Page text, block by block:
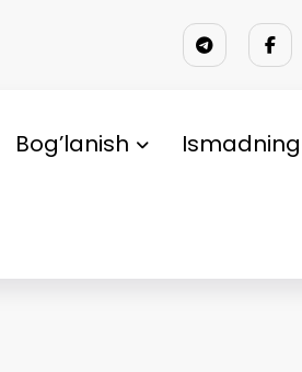
Bog’lanish